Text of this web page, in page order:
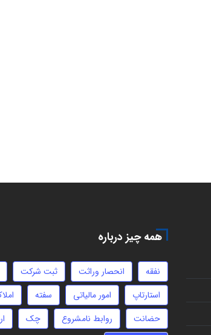
همه چیز درباره
نفقه انحصار وراثت ثبت شرکت
استارتاپ
امور مالیاتی سفته
حضانت
روابط نامشروع چک